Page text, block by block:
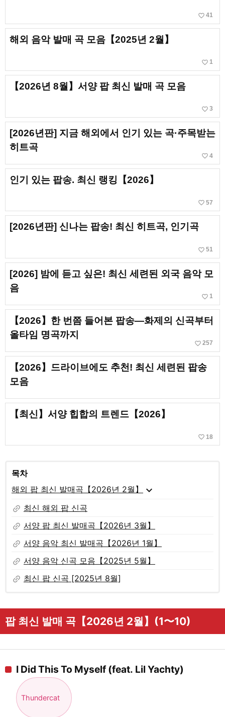
favorite_border 41
해외 음악 발매 곡 모음【2025년 2월】
favorite_border 1
【2026년 8월】서양 팝 최신 발매 곡 모음
favorite_border 3
[2026년판] 지금 해외에서 인기 있는 곡·주목받는
히트곡
favorite_border 4
인기 있는 팝송. 최신 랭킹【2026】
favorite_border 57
[2026년판] 신나는 팝송! 최신 히트곡, 인기곡
favorite_border 51
[2026] 밤에 듣고 싶은! 최신 세련된 외국 음악 모
음
favorite_border 1
【2026】한 번쯤 들어본 팝송—화제의 신곡부터
올타임 명곡까지
favorite_border 257
【2026】드라이브에도 추천! 최신 세련된 팝송
모음
【최신】서양 힙합의 트렌드【2026】
favorite_border 18
목차
해외 팝 최신 발매곡【2026년 2월】
expand_more
link 최신 해외 팝 신곡
link 서양 팝 최신 발매곡【2026년 3월】
link 서양 음악 최신 발매곡【2026년 1월】
link 서양 음악 신곡 모음【2025년 5월】
link 최신 팝 신곡 [2025년 8월]
팝 최신 발매 곡【2026년 2월】(1〜10)
I Did This To Myself (feat. Lil Yachty)
Thundercat